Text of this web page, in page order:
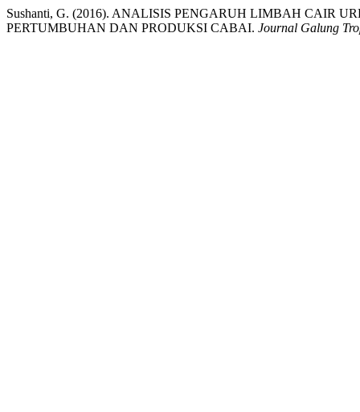
Sushanti, G. (2016). ANALISIS PENGARUH LIMBAH CAIR
PERTUMBUHAN DAN PRODUKSI CABAI. Journal Galung